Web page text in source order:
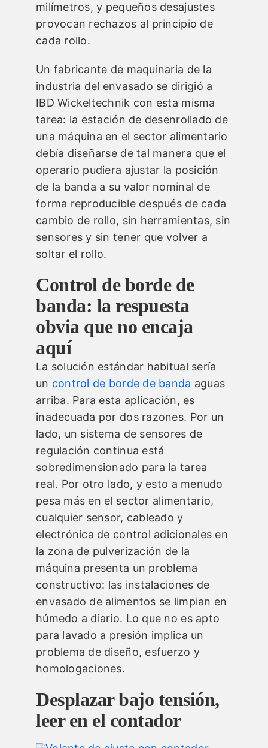
milímetros, y pequeños desajustes
provocan rechazos al principio de
cada rollo.
Un fabricante de maquinaria de la
industria del envasado se dirigió a
IBD Wickeltechnik con esta misma
tarea: la estación de desenrollado de
una máquina en el sector alimentario
debía diseñarse de tal manera que el
operario pudiera ajustar la posición
de la banda a su valor nominal de
forma reproducible después de cada
cambio de rollo, sin herramientas, sin
sensores y sin tener que volver a
soltar el rollo.
Control de borde de
banda: la respuesta
obvia que no encaja
aquí
La solución estándar habitual sería
un control de borde de banda aguas
arriba. Para esta aplicación, es
inadecuada por dos razones. Por un
lado, un sistema de sensores de
regulación continua está
sobredimensionado para la tarea
real. Por otro lado, y esto a menudo
pesa más en el sector alimentario,
cualquier sensor, cableado y
electrónica de control adicionales en
la zona de pulverización de la
máquina presenta un problema
constructivo: las instalaciones de
envasado de alimentos se limpian en
húmedo a diario. Lo que no es apto
para lavado a presión implica un
problema de diseño, esfuerzo y
homologaciones.
Desplazar bajo tensión,
leer en el contador